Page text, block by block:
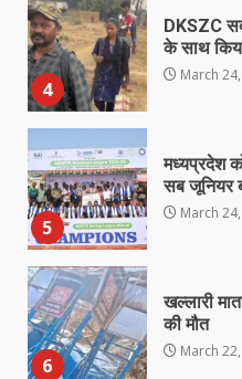
4
DKSZC
के साथ
March
5
मध्यप्रदेश
सब जूनियर
March
6
खल्लारी
की मौत
March